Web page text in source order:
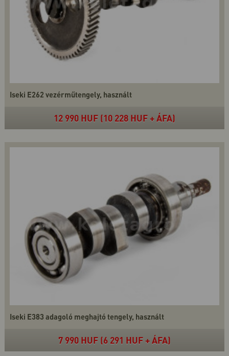
Iseki E262 vezérműtengely, használt
12 990 HUF (10 228 HUF + ÁFA)
Iseki E383 adagoló meghajtó tengely, használt
7 990 HUF (6 291 HUF + ÁFA)